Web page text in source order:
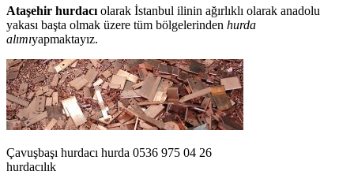
Ataşehir hurdacıolarak İstanbul ilinin ağırlıklı olarak anadolu
yakası başta olmak üzere tüm bölgelerinden hurda
alımıyapmaktayız.
Çavuşbaşı hurdacı hurda 0536 975 04 26
hurdacılık